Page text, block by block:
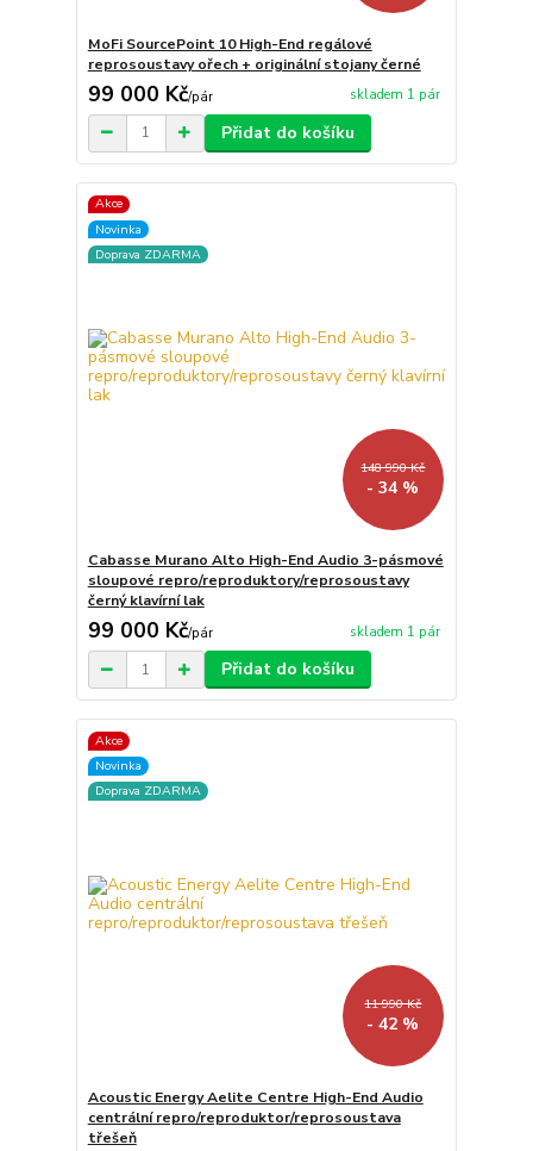
MoFi SourcePoint 10 High-End regálové
reprosoustavy ořech + originální stojany černé
99 000 Kč/pár skladem 1 pár
Přidat do košíku
Akce
Novinka
Doprava ZDARMA
148 990 Kč
- 34 %
Cabasse Murano Alto High-End Audio 3-pásmové
sloupové repro/reproduktory/reprosoustavy
černý klavírní lak
99 000 Kč/pár skladem 1 pár
Přidat do košíku
Akce
Novinka
Doprava ZDARMA
11 990 Kč
- 42 %
Acoustic Energy Aelite Centre High-End Audio
centrální repro/reproduktor/reprosoustava
třešeň